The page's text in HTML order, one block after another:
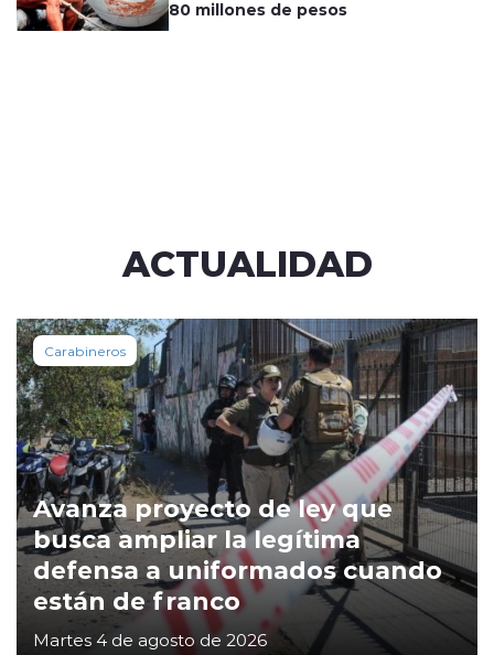
80 millones de pesos
ACTUALIDAD
Carabineros
Avanza proyecto de ley que
busca ampliar la legítima
defensa a uniformados cuando
están de franco
Martes 4 de agosto de 2026